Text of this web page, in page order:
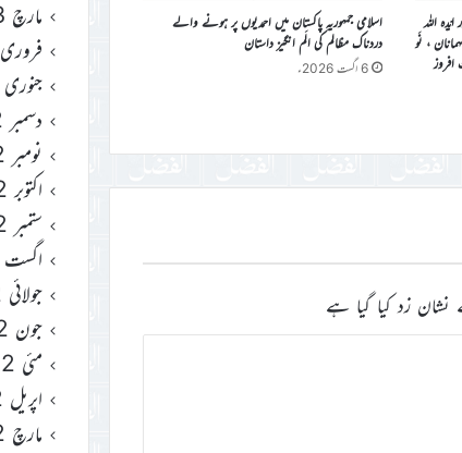
انور ایّدہ الله
، نَو
افروز
اسلامی جمہوریہ پاکستان میں احمدیوں پر ہونے والے
دردناک مظالم کی الَم انگیز داستان
6 اگست 2026ء
زد کیا گیا ہے
مارچ 2023
فروری 2023
جنوری 2023
دسمبر 2022
نومبر 2022
اکتوبر 2022
ستمبر 2022
اگست 2022
جولائی 2022
جون 2022
مئی 2022
اپریل 2022
مارچ 2022